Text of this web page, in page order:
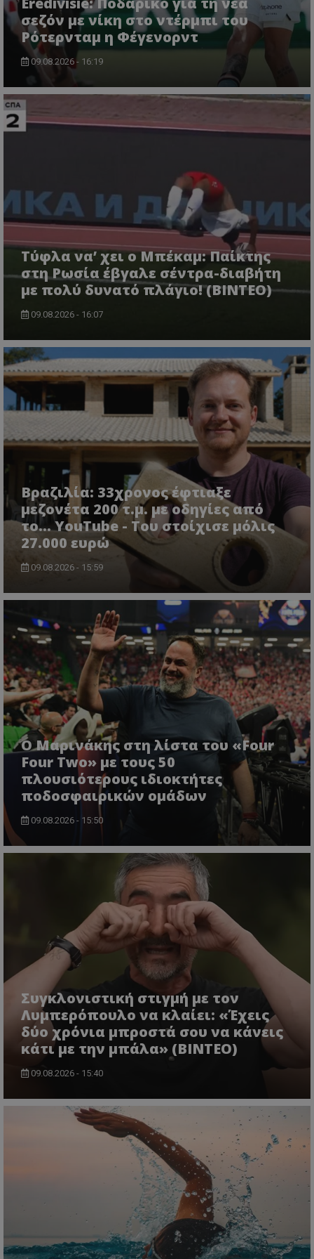
σεζόν με νίκη στο ντέρμπι του
Ρότερνταμ η Φέγενορντ
09.08.2026 - 16:19
Τύφλα να’ χει ο Μπέκαμ: Παίκτης
στη Ρωσία έβγαλε σέντρα-διαβήτη
με πολύ δυνατό πλάγιο! (ΒΙΝΤΕΟ)
09.08.2026 - 16:07
Βραζιλία: 33χρονος έφτιαξε
μεζονέτα 200 τ.μ. με οδηγίες από
το... YouTube - Του στοίχισε μόλις
27.000 ευρώ
09.08.2026 - 15:59
Ο Μαρινάκης στη λίστα του «Four
Four Two» με τους 50
πλουσιότερους ιδιοκτήτες
ποδοσφαιρικών ομάδων
09.08.2026 - 15:50
Συγκλονιστική στιγμή με τον
Λυμπερόπουλο να κλαίει: «Έχεις
δύο χρόνια μπροστά σου να κάνεις
κάτι με την μπάλα» (ΒΙΝΤΕΟ)
09.08.2026 - 15:40